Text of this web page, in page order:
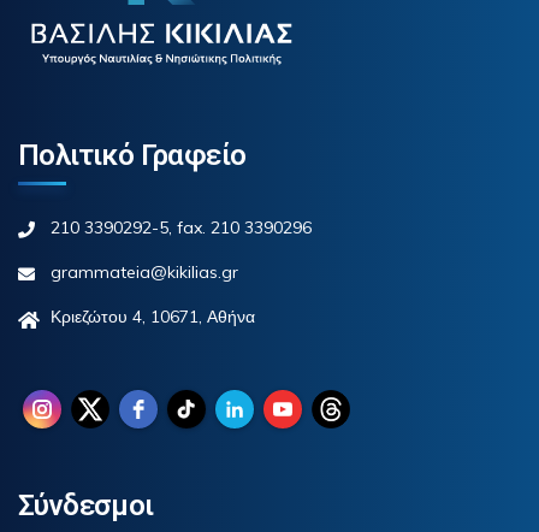
Πολιτικό Γραφείο
210 3390292-5, fax. 210 3390296
grammateia@kikilias.gr
Κριεζώτου 4, 10671, Αθήνα
Σύνδεσμοι